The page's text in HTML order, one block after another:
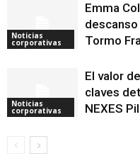
Noticias
corporativas
Emma
Tormo
Noticias
corporativas
El valor
claves
NEXES